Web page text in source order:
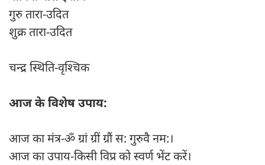
गुरु तारा-उदित
शुक्र तारा-उदित
चन्द्र स्थिति-वृश्चिक
आज के विशेष उपाय:
आज का मंत्र-ॐ ग्रां ग्रीं ग्रौं स: गुरुवै नम:।
आज का उपाय-किसी विप्र को स्वर्ण भेंट करें।